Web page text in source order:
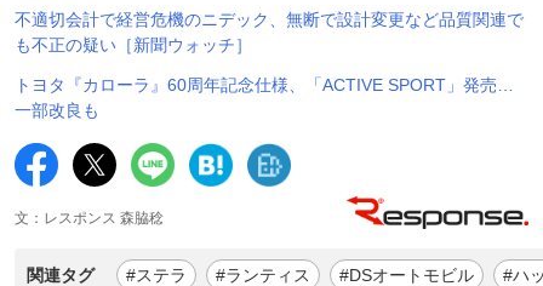
不適切会計で経営危機のニデック、無断で設計変更など品質関連で
も不正の疑い［新聞ウォッチ］
トヨタ『カローラ』60周年記念仕様、「ACTIVE SPORT」発売…
一部改良も
文：レスポンス 森脇稔
関連タグ #ステラ #ランティス #DSオートモビル #ハ